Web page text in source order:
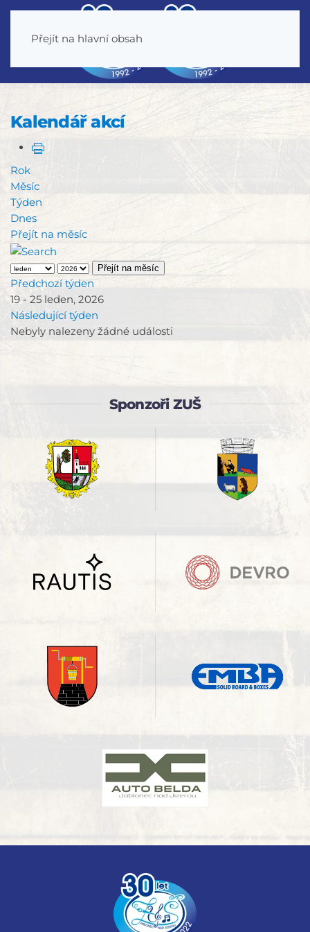
Přejít na hlavní obsah
Kalendář akcí
Rok
Měsíc
Týden
Dnes
Přejít na měsíc
Přejít na měsíc
Předchozí týden
19 - 25 leden, 2026
Následující týden
Nebyly nalezeny žádné události
Sponzoři ZUŠ